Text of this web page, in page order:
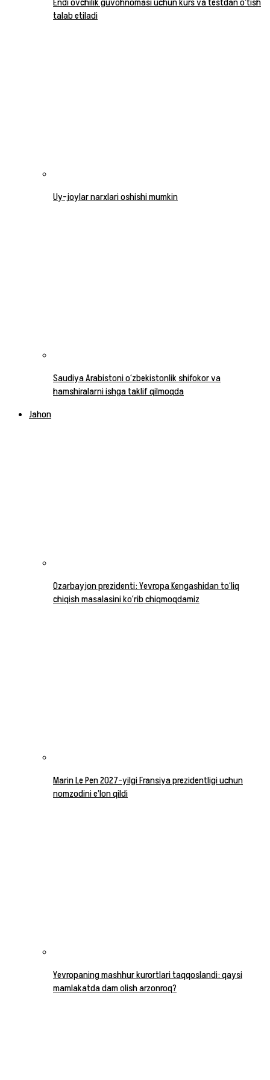
Endi ovchilik guvohnomasi uchun kurs va testdan o‘tish
talab etiladi
Uy-joylar narxlari oshishi mumkin
Saudiya Arabistoni o‘zbekistonlik shifokor va
hamshiralarni ishga taklif qilmoqda
Jahon
Ozarbayjon prezidenti: Yevropa Kengashidan to‘liq
chiqish masalasini ko‘rib chiqmoqdamiz
Marin Le Pen 2027-yilgi Fransiya prezidentligi uchun
nomzodini e’lon qildi
Yevropaning mashhur kurortlari taqqoslandi: qaysi
mamlakatda dam olish arzonroq?